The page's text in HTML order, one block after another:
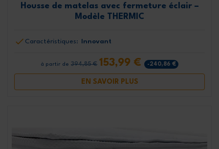
Housse de matelas avec fermeture éclair –
Modèle THERMIC
Caractéristiques: Innovant
à partir de 394,85 € 153,99 € -240,86 €
EN SAVOIR PLUS